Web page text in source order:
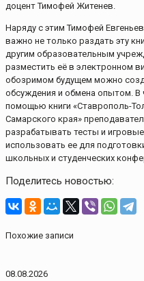
доцент Тимофей Житенев.
Наряду с этим Тимофей
важно не только раздать эту
другим образовательным
разместить её в электронном
обозримом будущем можно
обсуждения и обмена опытом. В
помощью книги «Ставрополь-
Самарского края»
разрабатывать тесты и
использовать ее для
школьных и студенческих
Поделитесь новостью:
Похожие записи
08.08.2026